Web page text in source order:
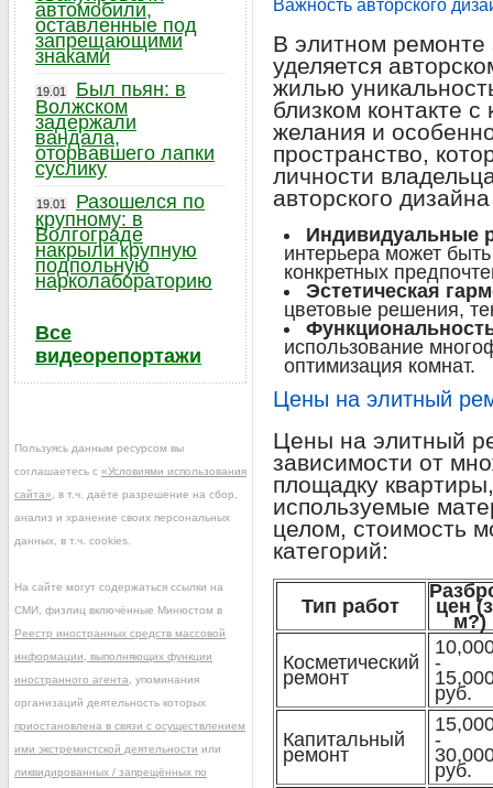
Важность авторского
В элитном ремонте
уделяется
жилью
близком контакте
желания и
пространство,
личности
авторского
Индивидуальные
интерьера может
конкретных
Эстетическая
цветовые решения,
использование
оптимизация комнат.
Цены на элитный
Цены на элитный
зависимости от
площадку
используемые
целом, стоимость
категорий:
Тип работ цен
м?)
Косметический
ремонт
-
руб.
Капитальный
ремонт
-
руб.
автомобили,
оставленные под
запрещающими
знаками
19.01
Был пьян: в
Волжском
задержали
вандала,
оторвавшего лапки
суслику
19.01
Разошелся по
крупному: в
Волгограде
накрыли крупную
подпольную
нарколабораторию
Все
видеорепортажи
Пользуясь данным ресурсом вы
соглашаетесь с «Условиями использования
сайта» , в т.ч. даёте разрешение на сбор,
анализ и хранение своих персональных
данных, в т.ч. cookies.
На сайте могут содержаться ссылки на
СМИ, физлиц включённые Минюстом в
Реестр иностранных средств массовой
информации, выполняющих функции
иностранного агента , упоминания
организаций деятельность которых
приостановлена в связи с осуществлением
ими экстремистской деятельности или
ликвидированных / запрещённых по